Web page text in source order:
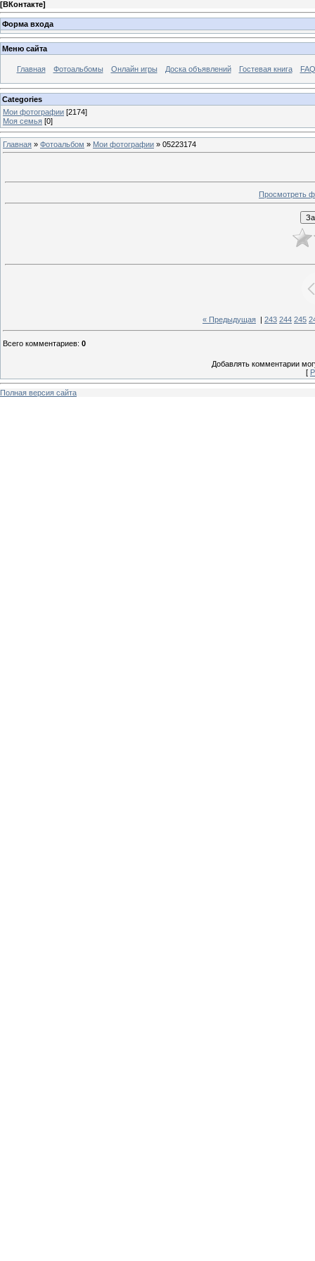
[ВКонтакте]
Форма входа
Меню сайта
Главная Фотоальбомы Онлайн игры Доска объявлений Гостевая книга
Categories
Мои фотографии [2174]
Моя семья [0]
Главная » Фотоальбом » Мои фотографии » 05223174
Просмотреть
« Предыдущая 243 244 245
Всего комментариев: 0
Добавлять комментарии
[
Полная версия сайта